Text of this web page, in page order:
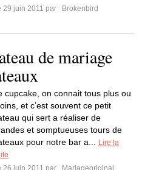
29 juin 2011 par
Brokenbird
de mariage
cupcake, on connait tous plus ou
et c’est souvent ce petit
qui sert a réaliser de
et somptueuses tours de
pour notre bar a...
Lire la
26 juin 2011 par
Mariageoriginal